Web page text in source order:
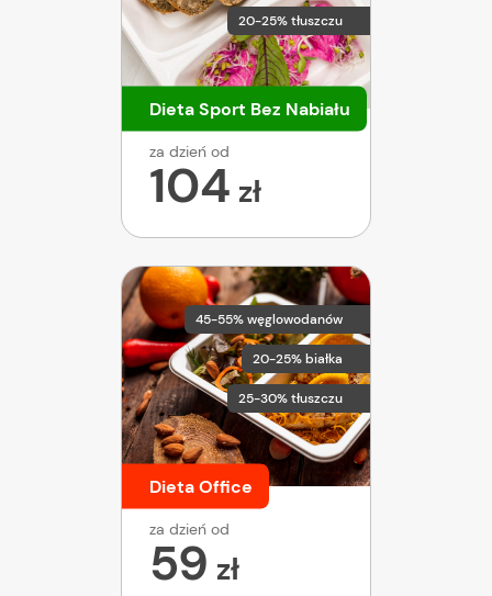
20-25% tłuszczu
Dieta Sport Bez Nabiału
za dzień od
104 zł
45-55% węglowodanów
20-25% białka
25-30% tłuszczu
Dieta Office
za dzień od
59 zł